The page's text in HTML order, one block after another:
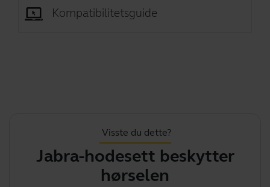
Kompatibilitetsguide
Visste du dette?
Jabra-hodesett beskytter
hørselen